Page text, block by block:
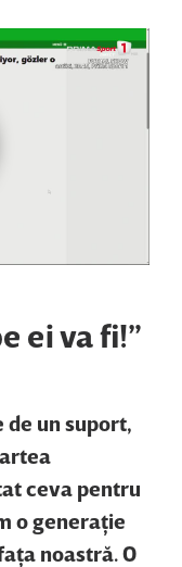
ei va fi!”
un suport,
ceva pentru
o generaţie
noastră. O